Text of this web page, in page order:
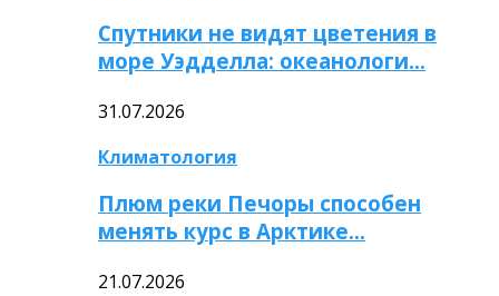
Спутники не видят цветения в
море Уэдделла: океанологи…
31.07.2026
Климатология
Плюм реки Печоры способен
менять курс в Арктике…
21.07.2026